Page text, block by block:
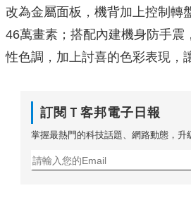
改為金屬面板，機背加上控制轉
46萬畫素；搭配內建機身防手震
性色調，加上討喜的色彩表現，
訂閱Ｔ客邦電子日報
掌握最熱門的科技話題、網路動態，升